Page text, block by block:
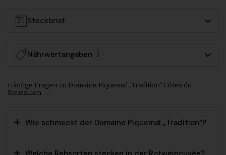
Steckbrief
Nährwertangaben
Häufige Fragen zu Domaine Piquemal „Tradition“ Côtes du
Roussillon
Wie schmeckt der Domaine Piquemal „Tradition“?